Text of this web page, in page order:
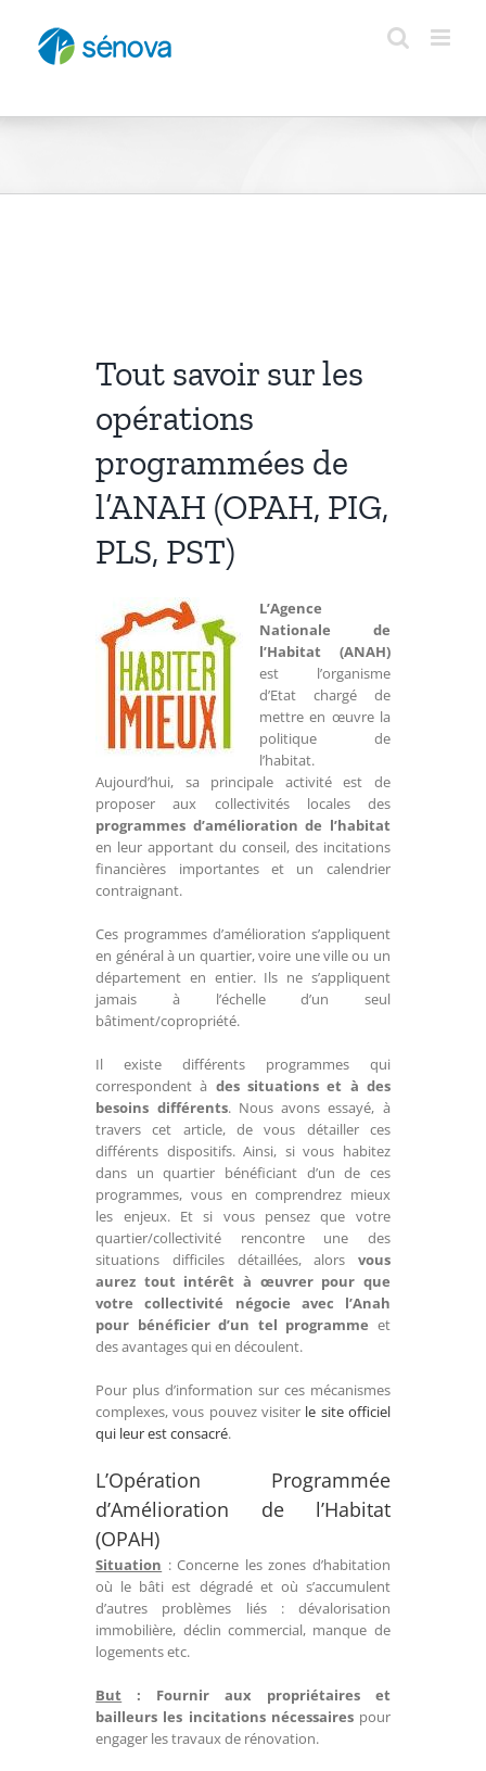
contenu
Tout savoir sur les
opérations
programmées de
l’ANAH (OPAH, PIG,
PLS, PST)
L’Agence
Nationale de
l’Habitat (ANAH)
est l’organisme
d’Etat chargé de
mettre en œuvre la
politique de
l’habitat.
Aujourd’hui, sa principale activité est de
proposer aux collectivités locales des
programmes d’amélioration de l’habitat
en leur apportant du conseil, des incitations
financières importantes et un calendrier
contraignant.
Ces programmes d’amélioration s’appliquent
en général à un quartier, voire une ville ou un
département en entier. Ils ne s’appliquent
jamais à l’échelle d’un seul
bâtiment/copropriété.
Il existe différents programmes qui
correspondent à des situations et à des
besoins différents. Nous avons essayé, à
travers cet article, de vous détailler ces
différents dispositifs. Ainsi, si vous habitez
dans un quartier bénéficiant d’un de ces
programmes, vous en comprendrez mieux
les enjeux. Et si vous pensez que votre
quartier/collectivité rencontre une des
situations difficiles détaillées, alors vous
aurez tout intérêt à œuvrer pour que
votre collectivité négocie avec l’Anah
pour bénéficier d’un tel programme et
des avantages qui en découlent.
Pour plus d’information sur ces mécanismes
complexes, vous pouvez visiter le site officiel
qui leur est consacré.
L’Opération Programmée
d’Amélioration de l’Habitat
(OPAH)
Situation : Concerne les zones d’habitation
où le bâti est dégradé et où s’accumulent
d’autres problèmes liés : dévalorisation
immobilière, déclin commercial, manque de
logements etc.
But :
Fournir aux propriétaires et
bailleurs les incitations nécessairespour
engager les travaux de rénovation.